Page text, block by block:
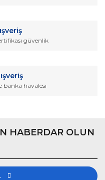
güvenlik
banka havalesi
HABERDAR OLUN